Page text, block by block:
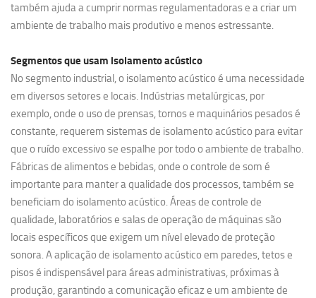
também ajuda a cumprir normas regulamentadoras e a criar um
ambiente de trabalho mais produtivo e menos estressante.
Segmentos que usam isolamento acústico
No segmento industrial, o isolamento acústico é uma necessidade
em diversos setores e locais. Indústrias metalúrgicas, por
exemplo, onde o uso de prensas, tornos e maquinários pesados é
constante, requerem sistemas de isolamento acústico para evitar
que o ruído excessivo se espalhe por todo o ambiente de trabalho.
Fábricas de alimentos e bebidas, onde o controle de som é
importante para manter a qualidade dos processos, também se
beneficiam do isolamento acústico. Áreas de controle de
qualidade, laboratórios e salas de operação de máquinas são
locais específicos que exigem um nível elevado de proteção
sonora. A aplicação de isolamento acústico em paredes, tetos e
pisos é indispensável para áreas administrativas, próximas à
produção, garantindo a comunicação eficaz e um ambiente de